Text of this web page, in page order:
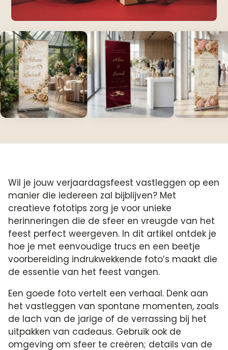
Wil je jouw verjaardagsfeest vastleggen op een
manier die iedereen zal bijblijven? Met
creatieve fototips zorg je voor unieke
herinneringen die de sfeer en vreugde van het
feest perfect weergeven.​ In dit artikel ontdek je
hoe je met eenvoudige trucs en een beetje
voorbereiding indrukwekkende foto’s maakt die
de essentie van het feest vangen.​
Een goede foto vertelt een verhaal.​ Denk aan
het vastleggen van spontane momenten, zoals
de lach van de jarige of de verrassing bij het
uitpakken van cadeaus.​ Gebruik ook de
omgeving om sfeer te creëren; details van de